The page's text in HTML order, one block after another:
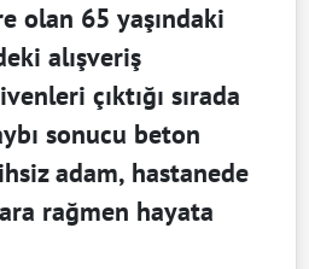
olan 65 yaşındaki
alışveriş
çıktığı sırada
sonucu beton
adam, hastanede
rağmen hayata